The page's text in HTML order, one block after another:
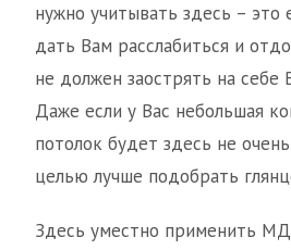
нужно учитывать здесь – это
дать Вам расслабиться и
не должен заострять на себе
Даже если у Вас небольшая
потолок будет здесь не
целью лучше подобрать
Здесь уместно применить